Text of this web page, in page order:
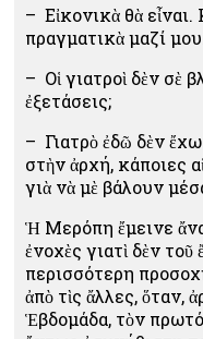
– Εἰκονικὰ θὰ
πραγματικὰ μαζί
– Οἱ γιατροὶ δὲν σὲ
ἐξετάσεις;
– Γιατρὸ ἐδῶ δὲν
στὴν ἀρχή, κάποιες
γιὰ νὰ μὲ βάλουν
Ἡ Μερόπη ἔμεινε
ἐνοχὲς γιατὶ δὲν
περισσότερη
ἀπὸ τὶς ἄλλες, ὅταν,
Ἑβδομάδα, τὸν